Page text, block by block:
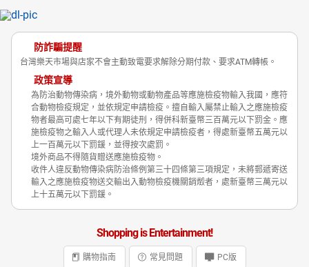
防詐騙提醒
台灣樂天市場與店家不會主動致電要求解除分期付款、要求ATM轉帳。
政策宣導
為防治動物傳染病，境外動物或動物產品等應施檢疫物輸入我國，應符
合動物檢疫規定，並依規定申請檢疫。擅自輸入屬禁止輸入之應施檢疫
物者最高可處七年以下有期徒刑，得併科新臺幣三百萬元以下罰金。應
施檢疫物之輸入人或代理人未依規定申請檢疫者，得處新臺幣五萬元以
上一百萬元以下罰鍰，並得按次處罰。
境外商品不得隨貨贈送應施檢疫物。
收件人違反動物傳染病防治條例第三十四條第三項規定，未將郵遞寄送
輸入之應施檢疫物送交輸出入動物檢疫機關銷燬者，處新臺幣三萬元以
上十五萬元以下罰鍰。
Shopping is Entertainment!
購物指南 常見問題 PC版